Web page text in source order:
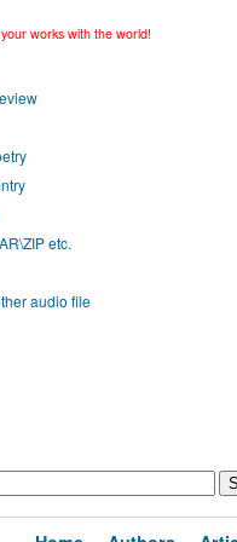
works with the world!
etc.
audio file